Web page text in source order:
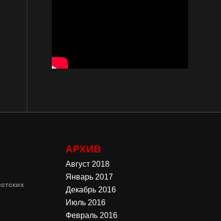
АРХИВ
Август 2018
Январь 2017
Декабрь 2016
Июль 2016
Февраль 2016